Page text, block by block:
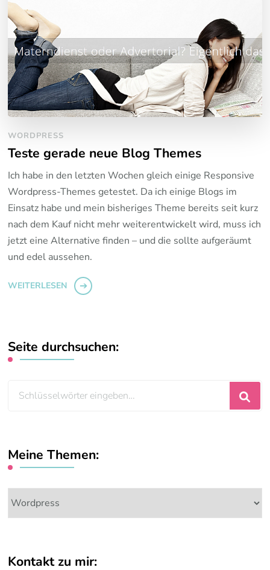
WORDPRESS
Teste gerade neue Blog Themes
Ich habe in den letzten Wochen gleich einige Responsive
Wordpress-Themes getestet. Da ich einige Blogs im
Einsatz habe und mein bisheriges Theme bereits seit kurz
nach dem Kauf nicht mehr weiterentwickelt wird, muss ich
jetzt eine Alternative finden – und die sollte aufgeräumt
und edel aussehen.
WEITERLESEN
Seite durchsuchen:
Meine Themen:
Themen:
Kontakt zu mir: